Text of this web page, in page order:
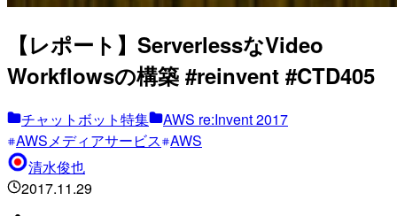
【レポート】ServerlessなVideo
Workflowsの構築 #reinvent #CTD405
チャットボット特集
AWS re:Invent 2017
AWSメディアサービス AWS
清水俊也
2017.11.29